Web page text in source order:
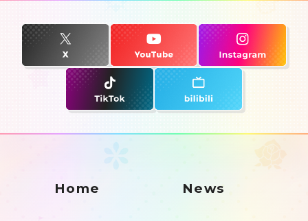
Home News